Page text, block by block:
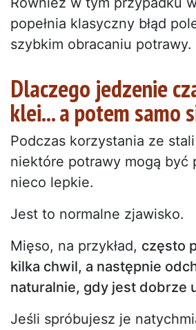
popełnia klasyczny błąd
szybkim obracaniu potrawy.
Dlaczego jedzenie
klei... a potem samo
Podczas korzystania ze
niektóre potrawy mogą być
nieco lepkie.
Jest to normalne zjawisko.
Mięso, na przykład, często
kilka chwil, a następnie
naturalnie, gdy jest dobrze
Jeśli spróbujesz je